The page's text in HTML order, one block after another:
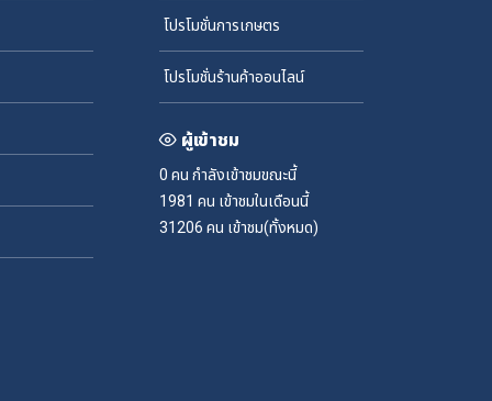
โปรโมชั่นการเกษตร
โปรโมชั่นร้านค้าออนไลน์
ผู้เข้าชม
0 คน กำลังเข้าชมขณะนี้
1981 คน เข้าชมในเดือนนี้
31206 คน เข้าชม(ทั้งหมด)